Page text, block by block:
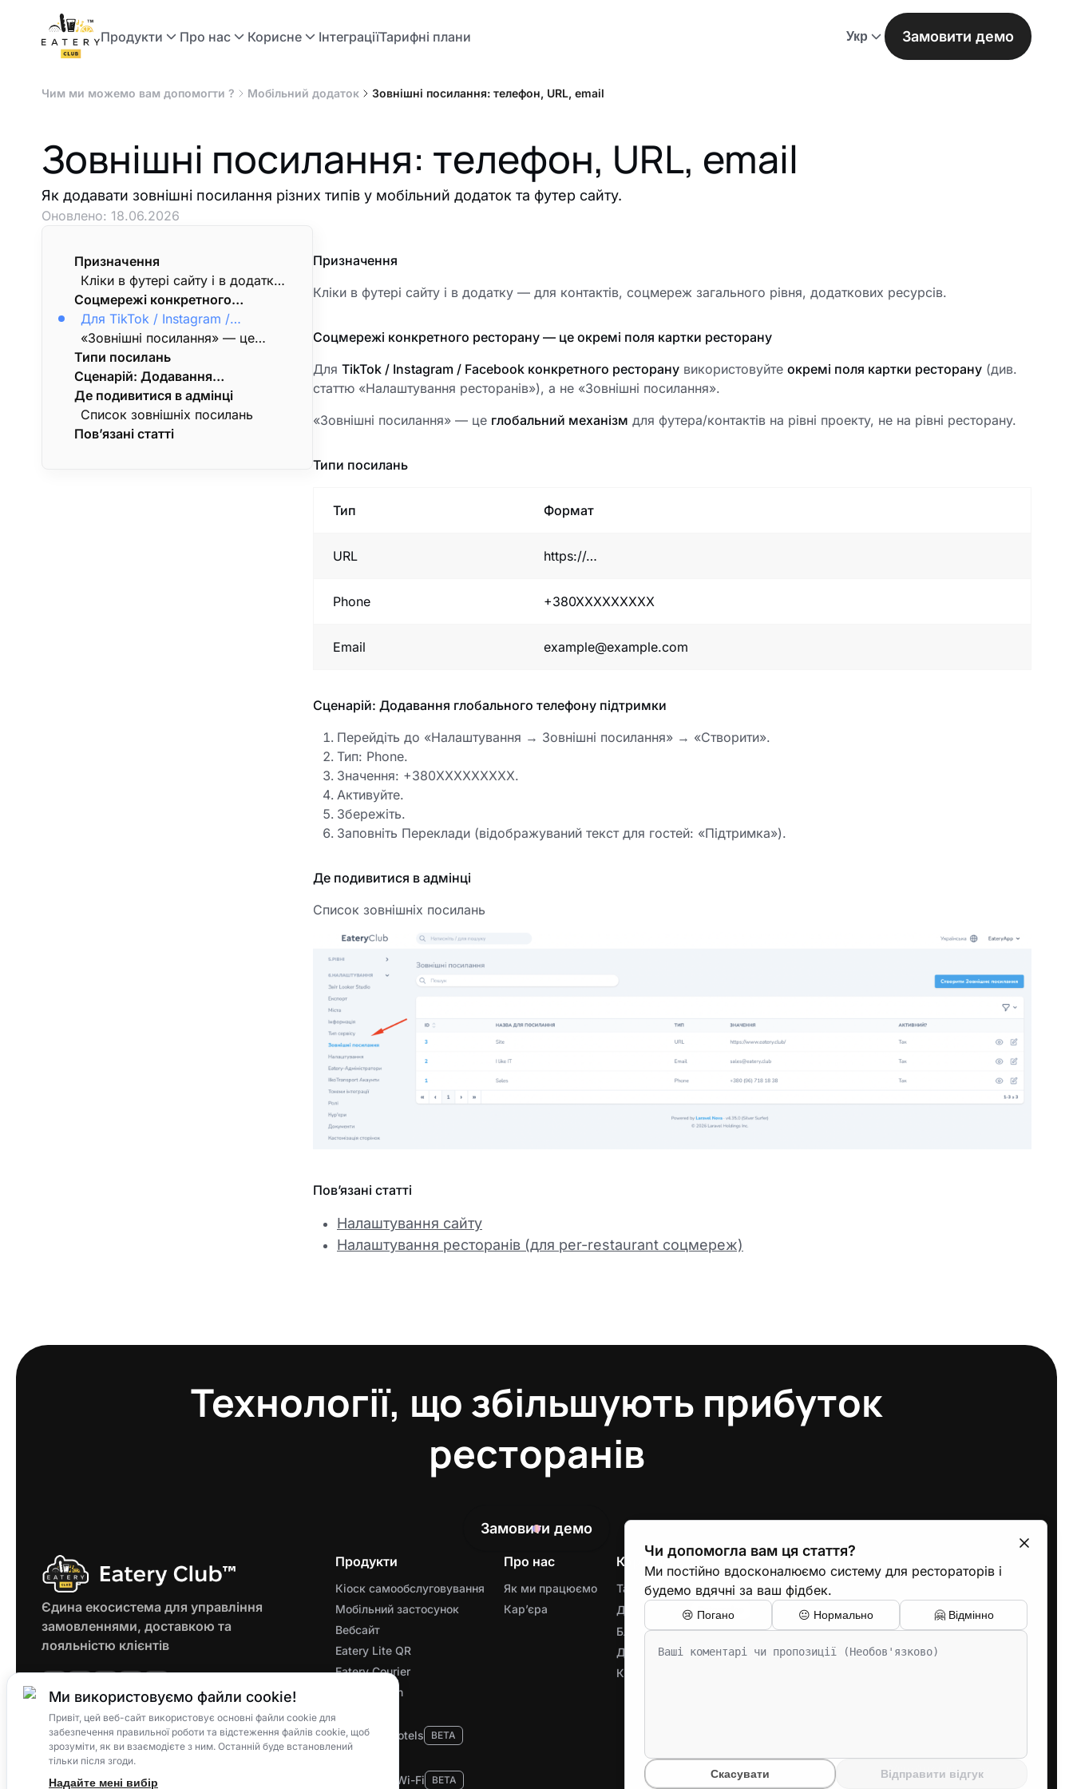
Продукти Про нас Корисне ІнтеграціїТарифні плани Укр Замовити демо
Чим ми можемо вам допомогти ? Мобільний додаток Зовнішні посилання: телефон, URL, email
Зовнішні посилання: телефон, URL, email
Як додавати зовнішні посилання різних типів у мобільний додаток та футер сайту.
Оновлено: 18.06.2026
Призначення
Кліки в футері сайту і в додатку
— для контактів, соцмереж
загального рівня, додаткових
ресурсів.
Соцмережі конкретного
ресторану — це окремі поля
картки ресторану
Для TikTok / Instagram /
Facebook конкретного
ресторану використовуйте
окремі поля картки ресторану
(див. статтю «Налаштування
ресторанів»), а не «Зовнішні
посилання».
«Зовнішні посилання» — це
глобальний механізм для
футера/контактів на рівні
проекту, не на рівні ресторану.
Типи посилань
Сценарій: Додавання
глобального телефону
підтримки
Де подивитися в адмінці
Список зовнішніх посилань
Пов’язані статті
Призначення
Кліки в футері сайту і в додатку — для контактів, соцмереж загального рівня, додаткових ресурсів.
Соцмережі конкретного ресторану — це окремі поля картки ресторану
Для TikTok / Instagram / Facebook конкретного ресторану використовуйте окремі поля картки ресторану (див.
статтю «Налаштування ресторанів»), а не «Зовнішні посилання».
«Зовнішні посилання» — це глобальний механізм для футера/контактів на рівні проекту, не на рівні ресторану.
Типи посилань
Тип Формат
URL https://…
Phone +380XXXXXXXXX
Email example@example.com
Сценарій: Додавання глобального телефону підтримки
Перейдіть до «Налаштування → Зовнішні посилання» → «Створити».
Тип: Phone.
Значення: +380XXXXXXXXX.
Активуйте.
Збережіть.
Заповніть Переклади (відображуваний текст для гостей: «Підтримка»).
Де подивитися в адмінці
Список зовнішніх посилань
Пов’язані статті
Налаштування сайту
Налаштування ресторанів (для per-restaurant соцмереж)
Чи допомогла вам ця стаття?
Ми постійно вдосконалюємо систему для рестораторів і
будемо вдячні за ваш фідбек.
😢 Погано 😐 Нормально 🤗 Відмінно
Скасувати Відправити відгук
Технології, що збільшують прибуток
ресторанів
Замовити демо
Єдина екосистема для управління
замовленнями, доставкою та
лояльністю клієнтів
© 2025 Eatery Club TM
Eatery Loyalty Group S.R.O.
All rights reserved.
Продукти
Кіоск самообслуговування
Мобільний застосунок
Вебсайт
Eatery Lite QR
Eatery Courier
Resto Admin
Eatery for Hotels
BETA
Безпечний Wi-Fi
BETA
Про нас
Як ми працюємо
Карʼєра
Корисне
Тарифні плани
Для франшиз Enterprise
Блог
Довідник
Кіоски під ключ
Інтеграції
POS-системи
Служби доставки
Фінанси
Провайдери SMS
Приватність
Конфіденційність
застосунків
Ми використовуємо файли cookie!
Привіт, цей веб-сайт використовує основні файли cookie для
забезпечення правильної роботи та відстеження файлів cookie, щоб
зрозуміти, як ви взаємодієте з ним. Останній буде встановлений
тільки після згоди.
Надайте мені вибір